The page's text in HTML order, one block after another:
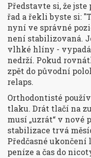
Představte si, že
řad a řekli byste si:
nyní ve správné
není stabilizovaná.
vlhké hlíny - vypadá
nedrží. Pokud
zpět do původní
relaps.
Orthodontisté
tlaku. Drát tlačí na
musí „uzrát“ v nové
stabilizace trvá
Předčasné
peníze a čas do